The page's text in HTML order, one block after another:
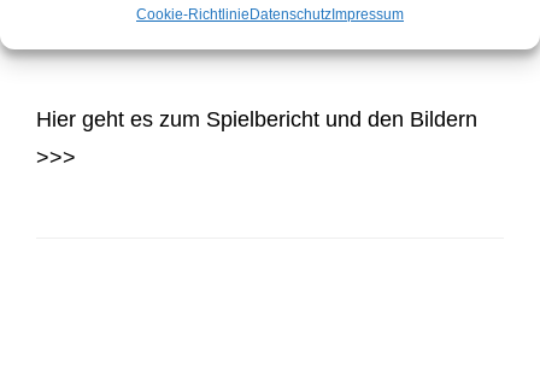
Cookie-Richtlinie Datenschutz Impressum
Hier geht es zum Spielbericht und den Bildern
>>>